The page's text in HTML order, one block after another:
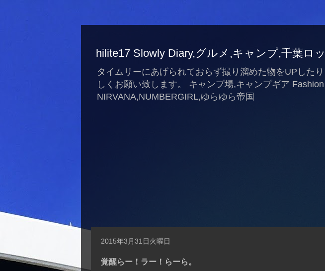
hilite17 Slowly Diary,グルメ,キャンプ,千葉ロ
タイムリーにあげられておらず撮り溜めた物をUPした
しくお願い致します。 キャンプ場,キャンプギア
NIRVANA,NUMBERGIRL,ゆらゆら帝国
2015年3月31日火曜日
覚醒らー！ラー！らーら。